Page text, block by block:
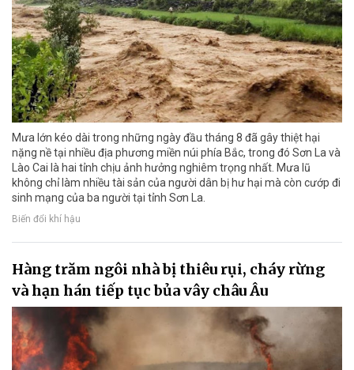
Mưa lớn kéo dài trong những ngày đầu tháng 8 đã gây thiệt hại
nặng nề tại nhiều địa phương miền núi phía Bắc, trong đó Sơn La và
Lào Cai là hai tỉnh chịu ảnh hưởng nghiêm trọng nhất. Mưa lũ
không chỉ làm nhiều tài sản của người dân bị hư hại mà còn cướp đi
sinh mạng của ba người tại tỉnh Sơn La.
Biến đổi khí hậu
Hàng trăm ngôi nhà bị thiêu rụi, cháy rừng
và hạn hán tiếp tục bủa vây châu Âu